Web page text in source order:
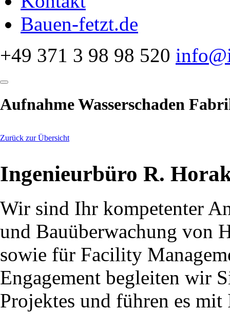
Bauen-fetzt.de
+49 371 3 98 98 520
Aufnahme Wasserschaden
Zurück zur Übersicht
Ingenieurbüro R.
Wir sind Ihr kompetenter
und Bauüberwachung von
sowie für Facility
Engagement begleiten wir
Projektes und führen es